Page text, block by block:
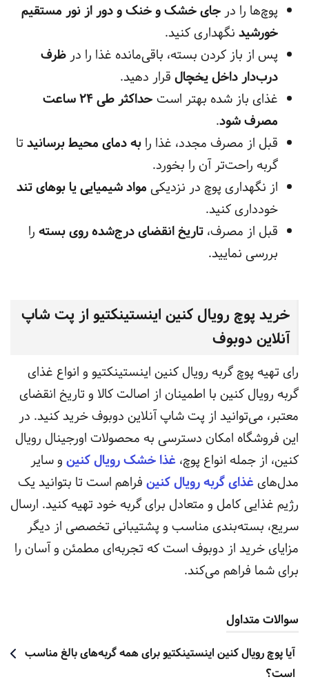
پوچ‌ها را درجای خشک و خنک و دور از نور مستقیم
خورشیدنگهداری کنید.
پس از باز کردن بسته، باقی‌مانده غذا را درظرف
درب‌دار داخل یخچالقرار دهید.
غذای باز شده بهتر است
حداکثر طی ۲۴ ساعت
مصرف شود.
قبل از مصرف مجدد، غذا رابه دمای محیط برسانیدتا
گربه راحت‌تر آن را بخورد.
از نگهداری پوچ در نزدیکیمواد شیمیایی یا بوهای تند
خودداری کنید.
قبل از مصرف،تاریخ انقضای درج‌شده روی بستهرا
بررسی نمایید.
خرید پوچ رویال کنین اینستینکتیو از پت شاپ
آنلاین دوبوف
رای تهیه پوچ گربه رویال کنین اینستینکتیو و انواع غذای
گربه رویال کنین با اطمینان از اصالت کالا و تاریخ انقضای
معتبر، می‌توانید از پت شاپ آنلاین دوبوف خرید کنید. در
این فروشگاه امکان دسترسی به محصولات اورجینال رویال
کنین، از جمله انواع پوچ، غذا خشک رویال کنینو سایر
مدل‌هایغذای گربه رویال کنینفراهم است تا بتوانید یک
رژیم غذایی کامل و متعادل برای گربه خود تهیه کنید. ارسال
سریع، بسته‌بندی مناسب و پشتیبانی تخصصی از دیگر
مزایای خرید از دوبوف است که تجربه‌ای مطمئن و آسان را
برای شما فراهم می‌کند.
سوالات متداول
آیا پوچ رویال کنین اینستینکتیو برای همه گربه‌های بالغ مناسب
است؟